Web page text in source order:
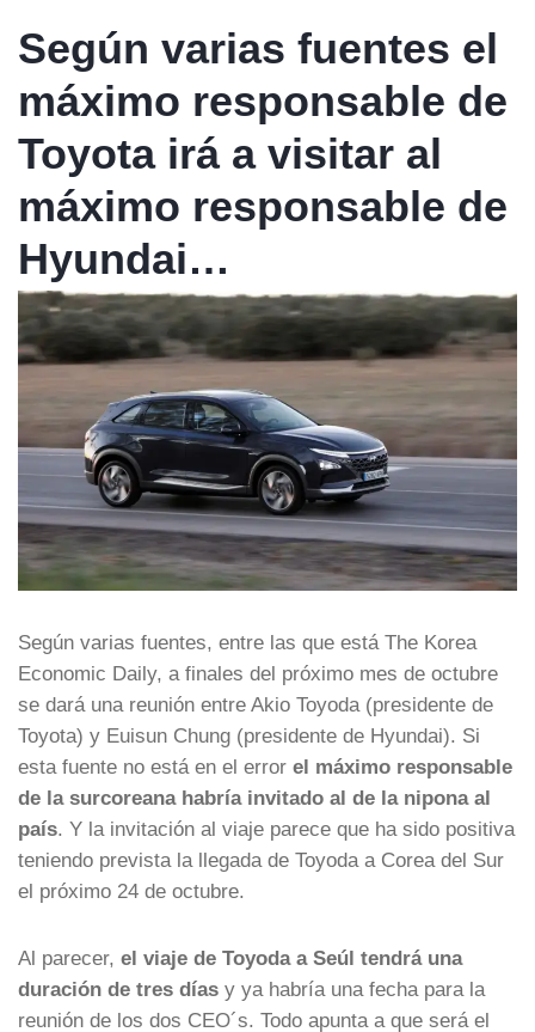
Según varias fuentes el
máximo responsable de
Toyota irá a visitar al
máximo responsable de
Hyundai…
Según varias fuentes, entre las que está The Korea
Economic Daily, a finales del próximo mes de octubre
se dará una reunión entre Akio Toyoda (presidente de
Toyota) y Euisun Chung (presidente de Hyundai). Si
esta fuente no está en el error el máximo responsable
de la surcoreana habría invitado al de la nipona al
país. Y la invitación al viaje parece que ha sido positiva
teniendo prevista la llegada de Toyoda a Corea del Sur
el próximo 24 de octubre.
Al parecer, el viaje de Toyoda a Seúl tendrá una
duración de tres días y ya habría una fecha para la
reunión de los dos CEO´s. Todo apunta a que será el